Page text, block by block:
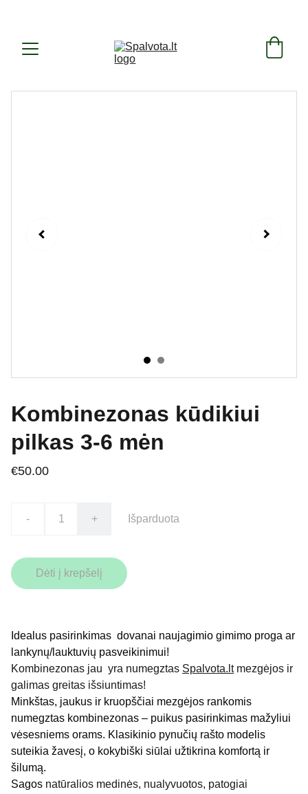
Kombinezonas kūdikiui
pilkas 3-6 mėn
€50.00
- + Išparduota
Dėti į krepšelį
Idealus pasirinkimas dovanai naujagimio gimimo proga ar
lankynų/lauktuvių pasveikinimui!
Kombinezonas jau yra numegztas Spalvota.ltmezgėjos ir
galimas greitas išsiuntimas!
Minkštas, jaukus ir kruopščiai mezgėjos rankomis
numegztas kombinezonas – puikus pasirinkimas mažyliui
vėsesniems orams. Klasikinio pynučių rašto modelis
suteikia žavesį, o kokybiški siūlai užtikrina komfortą ir
šilumą.
Sagos natūralios medinės, nualyvuotos, patogiai